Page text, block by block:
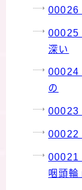
00026
00025
深い
00024
の
00023
00022
00021
咽頭輪